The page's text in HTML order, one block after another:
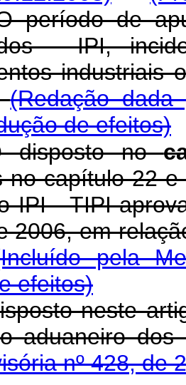
de
- IPI,
industriais
(Redação
de efeitos)
no
no capítulo 22
IPI - TIPI
2006, em
pela
efeitos)
neste
aduaneiro
nº 428, de